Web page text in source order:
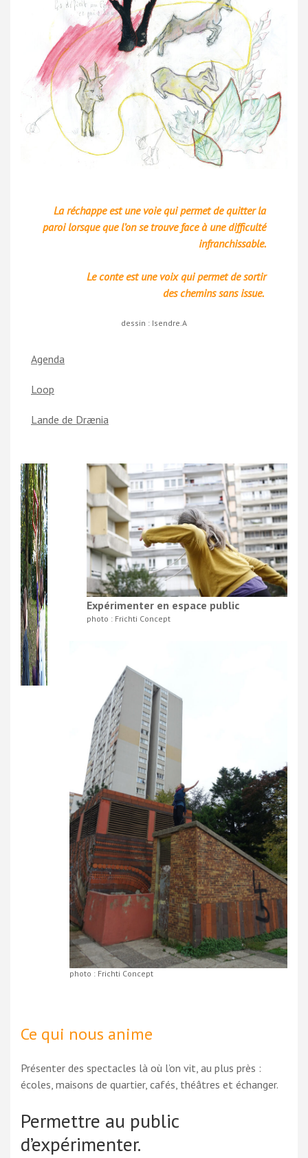
La réchappe est une voie qui permet de quitter la
paroi lorsque que l’on se trouve face à une difficulté
infranchissable.
Le conte est une voix qui permet de sortir
des chemins sans issue.
dessin : Isendre.A
Agenda
Loop
Lande de Drænia
Expérimenter en espace public
photo : Frichti Concept
photo : Frichti Concept
Ce qui nous anime
Présenter des spectacles là où l’on vit, au plus près :
écoles, maisons de quartier, cafés, théâtres et échanger.
Permettre au public
d’expérimenter.